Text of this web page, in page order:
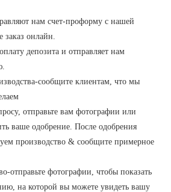
нам счет-проформу с нашей
заказ онлайн.
депозита и отправляет нам
сообщите клиентам, что мы
отправьте вам фотографии или
ваше одобрение. После одобрения
производство & сообщите примерное
отправьте фотографии, чтобы показать
на которой вы можете увидеть вашу